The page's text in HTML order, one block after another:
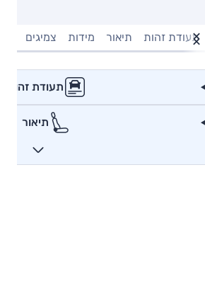
תעודת זהות תיאור מידות צמיגים
תעודת זהות
תיאור